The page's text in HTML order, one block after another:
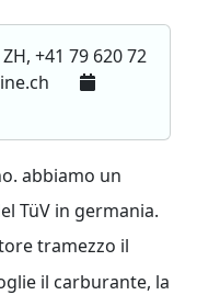
+41 79 620 72
abbiamo un
TüV in germania.
tramezzo il
il carburante, la